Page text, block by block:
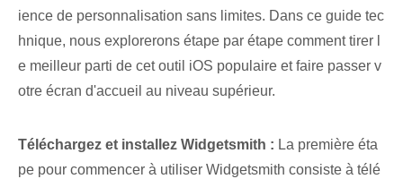
ience de personnalisation sans limites. Dans ce guide tec
hnique, nous explorerons étape par étape comment tirer l
e meilleur parti de cet outil iOS populaire et faire passer v
otre écran d'accueil au niveau supérieur.
Téléchargez et installez Widgetsmith : La première éta
pe pour commencer à utiliser ⁣Widgetsmith consiste à télé